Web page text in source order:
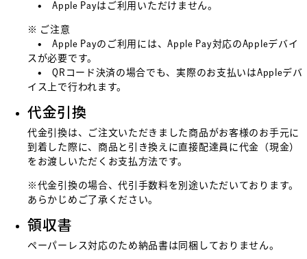
• Apple Payはご利用いただけません。
※ ご注意
• Apple Payのご利用には、Apple Pay対応のAppleデバイ
スが必要です。
• QRコード決済の場合でも、実際のお支払いはAppleデバ
イス上で行われます。
代金引換
代金引換は、ご注文いただきました商品がお客様のお手元に
到着した際に、商品と引き換えに直接配達員に代金（現金）
をお渡しいただくお支払方法です。
※代金引換の場合、代引手数料を別途いただいております。
あらかじめご了承ください。
領収書
ペーパーレス対応のため納品書は同梱しておりません。